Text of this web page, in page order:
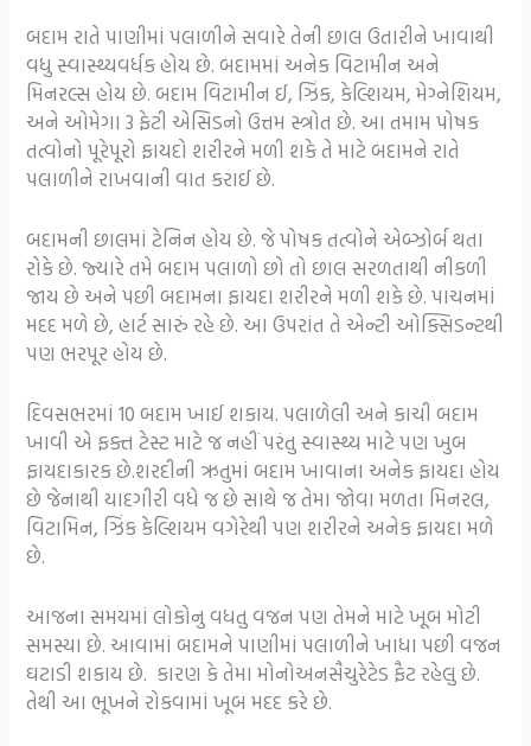
બદામ રાતે પાણીમાં પલાળીને સવારે તેની છાલ ઉતારીને ખાવાથી
વધુ સ્વાસ્થ્યવર્ધક હોય છે. બદામમાં અનેક વિટામીન અને
મિનરલ્સ હોય છે. બદામ વિટામીન ઈ, ઝિંક, કેલ્શિયમ, મેગ્નેશિયમ,
અને ઓમેગા 3 ફેટી એસિડનો ઉત્તમ સ્ત્રોત છે. આ તમામ પોષક
તત્વોનો પૂરેપૂરો ફાયદો શરીરને મળી શકે તે માટે બદામને રાતે
પલાળીને રાખવાની વાત કરાઈ છે.
બદામની છાલમાં ટેનિન હોય છે. જે પોષક તત્વોને એબ્ઝોર્બ થતા
રોકે છે. જ્યારે તમે બદામ પલાળો છો તો છાલ સરળતાથી નીકળી
જાય છે અને પછી બદામના ફાયદા શરીરને મળી શકે છે. પાચનમાં
મદદ મળે છે, હાર્ટ સારું રહે છે. આ ઉપરાંત તે એન્ટી ઓક્સિડન્ટથી
પણ ભરપૂર હોય છે.
દિવસભરમાં 10 બદામ ખાઈ શકાય. પલાળેલી અને કાચી બદામ
ખાવી એ ફક્ત ટેસ્ટ માટે જ નહીં પરંતુ સ્વાસ્થ્ય માટે પણ ખુબ
ફાયદાકારક છે.શરદીની ઋતુમાં બદામ ખાવાના અનેક ફાયદા હોય
છે જેનાથી યાદગીરી વધે જ છે સાથે જ તેમા જોવા મળતા મિનરલ,
વિટામિન, ઝિંક કેલ્શિયમ વગેરેથી પણ શરીરને અનેક ફાયદા મળે
છે.
આજના સમયમાં લોકોનુ વધતુ વજન પણ તેમને માટે ખૂબ મોટી
સમસ્યા છે. આવામાં બદામને પાણીમાં પલાળીને ખાધા પછી વજન
ઘટાડી શકાય છે. કારણ કે તેમા મોનોઅનસૈચુરેટેડ ફૈટ રહેલુ છે.
તેથી આ ભૂખને રોકવામાં ખૂબ મદદ કરે છે.